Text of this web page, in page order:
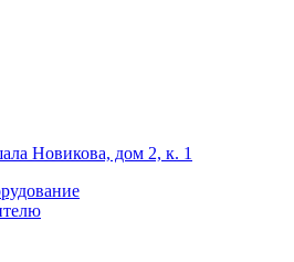
Новикова, дом 2, к. 1